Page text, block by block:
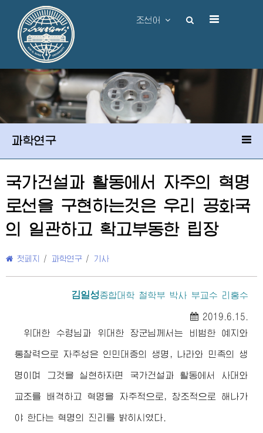
조선어
과학연구
국가건설과 활동에서 자주의 혁명
로선을 구현하는것은 우리 공화국
의 일관하고 확고부동한 립장
첫페지 / 과학연구 / 기사
김일성종합대학 철학부 박사 부교수 리홍수
2019.6.15.
위대한
수령님 과 위대한 장군님 께서는 비범한 예지와
통찰력으로 자주성은 인민대중의 생명, 나라와 민족의 생
명이며 그것을 실현하자면 국가건설과 활동에서 사대와
교조를 배격하고 혁명을 자주적으로, 창조적으로 해나가
야 한다는 혁명의 진리를 밝히시였다.